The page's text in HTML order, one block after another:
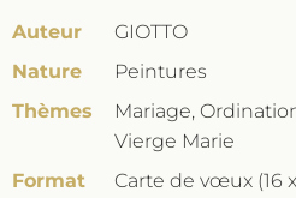
Auteur
GIOTTO
Nature
Peintures
Thèmes
Mariage,
Vierge Marie
Format
Carte de vœux (16